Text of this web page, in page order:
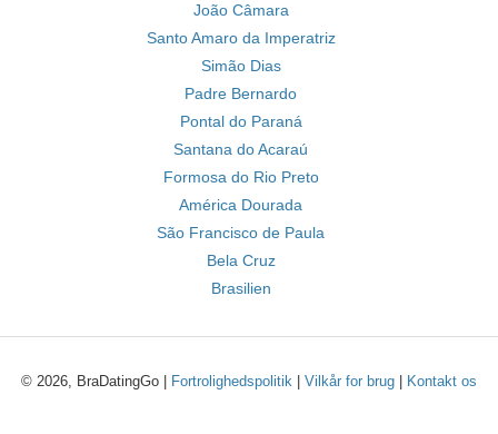
João Câmara
Santo Amaro da Imperatriz
Simão Dias
Padre Bernardo
Pontal do Paraná
Santana do Acaraú
Formosa do Rio Preto
América Dourada
São Francisco de Paula
Bela Cruz
Brasilien
© 2026, BraDatingGo | Fortrolighedspolitik Vilkår for brug Kontakt os